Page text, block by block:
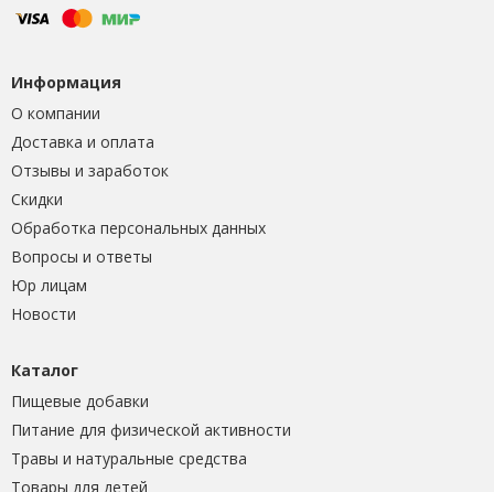
Информация
О компании
Доставка и оплата
Отзывы и заработок
Скидки
Обработка персональных данных
Вопросы и ответы
Юр лицам
Новости
Каталог
Пищевые добавки
Питание для физической активности
Травы и натуральные средства
Товары для детей